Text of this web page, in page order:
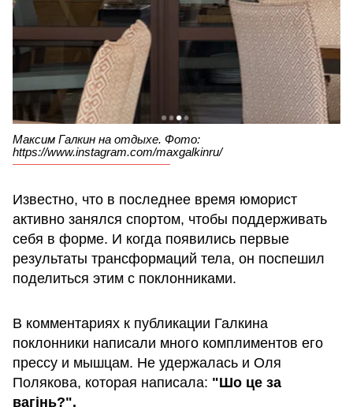
Максим Галкин на отдыхе. Фото:
https://www.instagram.com/maxgalkinru/
Известно, что в последнее время юморист
активно занялся спортом, чтобы поддерживать
себя в форме. И когда появились первые
результаты трансформаций тела, он поспешил
поделиться этим с поклонниками.
В комментариях к публикации Галкина
поклонники написали много комплиментов его
прессу и мышцам. Не удержалась и Оля
Полякова, которая написала: "Шо це за
вагінь?".